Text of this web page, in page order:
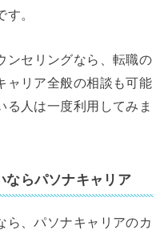
。
ンセリングなら、転職の
ャリア全般の相談も可能
る人は一度利用してみま
ならパソナキャリア
ら、パソナキャリアのカ